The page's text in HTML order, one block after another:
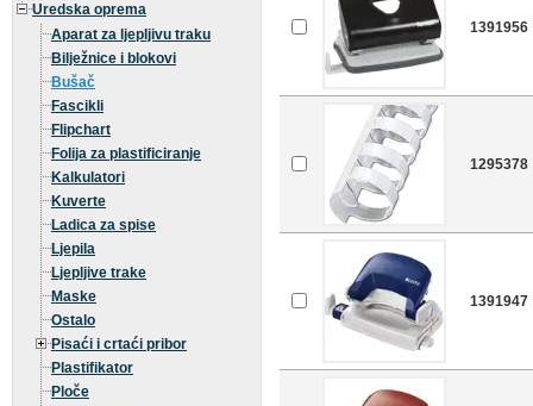
Uredska oprema
Aparat za ljepljivu traku
Bilježnice i blokovi
Bušač
Fascikli
Flipchart
Folija za plastificiranje
Kalkulatori
Kuverte
Ladica za spise
Ljepila
Ljepljive trake
Maske
Ostalo
Pisaći i crtaći pribor
Plastifikator
Ploče
1391956
1295378
1391947